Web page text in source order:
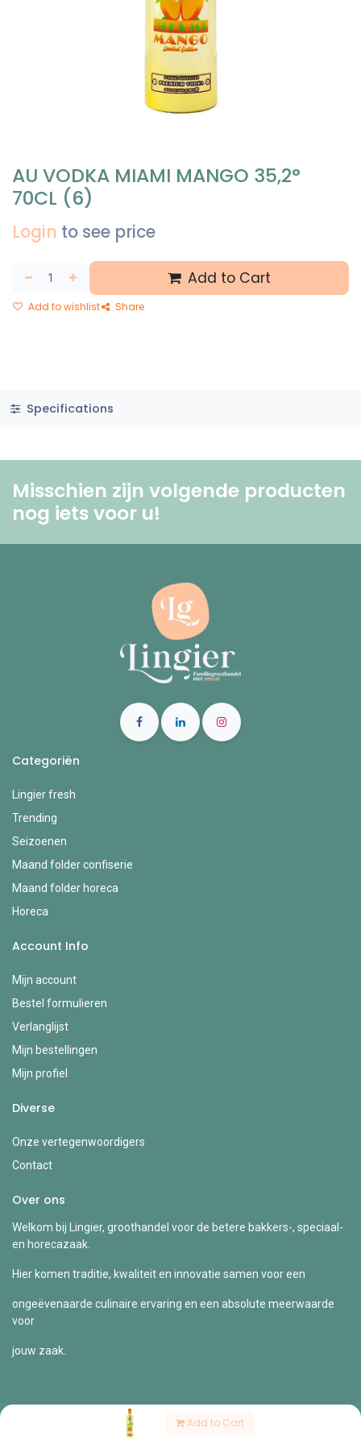
Add to Cart
AU VODKA MIAMI MANGO 35,2°
70CL (6)
Login to see price
Add to Cart
Add to wishlist Share
Specifications
Misschien zijn volgende producten
nog iets voor u! ​
Categoriën
Lingier fresh
Trending
Seizoenen
Maand folder confiserie
Maand folder horeca
Horeca
Account Info
Mijn account
Bestel formulieren
Verlanglijst
Mijn bestellingen
Mijn profiel
Diverse
Onze vertegenwoordigers
Contact
Over ons
Welkom bij Lingier, groothandel voor de betere bakkers-, speciaal-
en horecazaak.
Hier komen traditie, kwaliteit en innovatie samen voor een
ongeëvenaarde culinaire ervaring en een absolute meerwaarde
voor
jouw zaak.
Copyright © Lingier